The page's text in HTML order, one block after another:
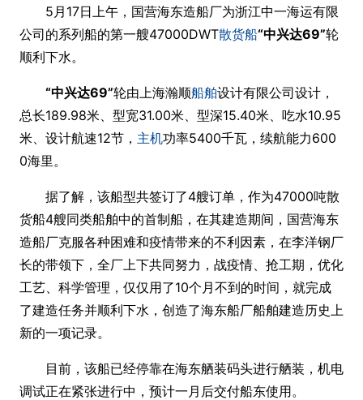
5月17日上午，国营海东造船厂为浙江中一海运有限
公司的系列船的第一艘47000DWT散货船“中兴达69”轮
顺利下水。
“中兴达69”轮由上海瀚顺船舶设计有限公司设计，
总长189.98米、型宽31.00米、型深15.40米、吃水10.95
米、设计航速12节， 主机功率5400千瓦，续航能力600
0海里。
据了解，该船型共签订了4艘订单，作为47000吨散
货船4艘同类船舶中的首制船，在其建造期间，国营海东
造船厂克服各种困难和疫情带来的不利因素，在李洋钢厂
长的带领下，全厂上下共同努力，战疫情、抢工期，优化
工艺、科学管理，仅仅用了10个月不到的时间，就完成
了建造任务并顺利下水，创造了海东船厂船舶建造历史上
新的一项记录。
目前，该船已经停靠在海东舾装码头进行舾装，机电
调试正在紧张进行中，预计一月后交付船东使用。